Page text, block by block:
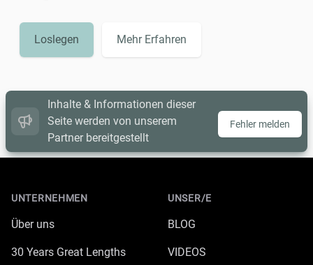
Loslegen Mehr Erfahren
Inhalte & Informationen dieser
Seite werden von unserem
Partner bereitgestellt
Fehler melden
UNTERNEHMEN
Über uns
30 Years Great Lengths
UNSER/E
BLOG
VIDEOS